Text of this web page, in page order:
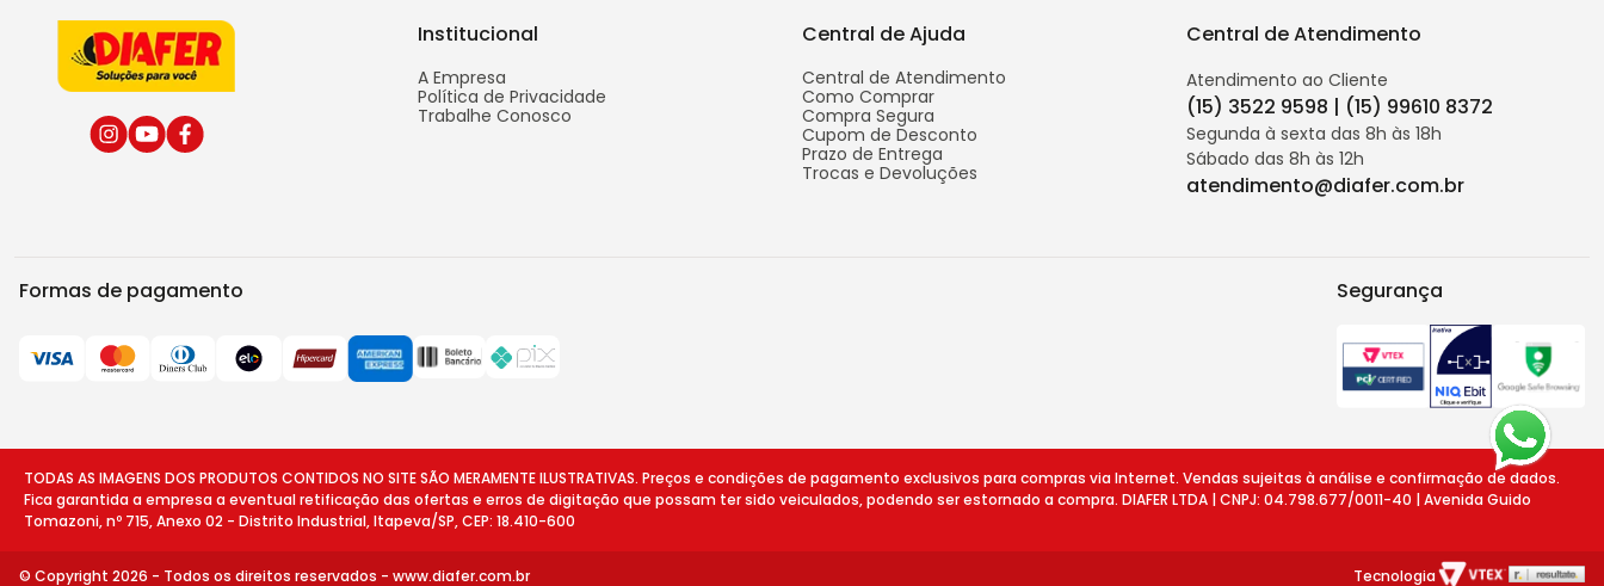
Institucional
A Empresa
Política de Privacidade
Trabalhe Conosco
Central de Ajuda
Central de Atendimento
Como Comprar
Compra Segura
Cupom de Desconto
Prazo de Entrega
Trocas e Devoluções
Central de Atendimento
Atendimento ao Cliente
(15) 3522 9598 | (15) 99610 8372
Segunda à sexta das 8h às 18h
Sábado das 8h às 12h
atendimento@diafer.com.br
Formas de pagamento Segurança
TODAS AS IMAGENS DOS PRODUTOS CONTIDOS NO SITE SÃO MERAMENTE ILUSTRATIVAS. Preços e condições de pagamento exclusivos para compras via Internet. Vendas sujeitas à análise e confirmação de dados.
Fica garantida a empresa a eventual retificação das ofertas e erros de digitação que possam ter sido veiculados, podendo ser estornado a compra. DIAFER LTDA | CNPJ: 04.798.677/0011-40 | Avenida Guido
Tomazoni, nº 715, Anexo 02 - Distrito Industrial, Itapeva/SP, CEP: 18.410-600
© Copyright 2026 - Todos os direitos reservados - www.diafer.com.br Tecnologia